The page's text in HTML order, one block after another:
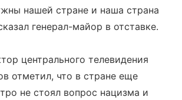
нашей стране и наша страна
генерал-майор в отставке.
центрального телевидения
отметил, что в стране еще
не стоял вопрос нацизма и